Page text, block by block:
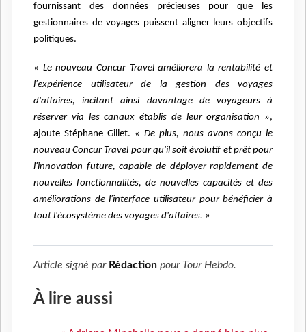
fournissant des données précieuses pour que les
gestionnaires de voyages puissent aligner leurs objectifs
politiques.
« Le nouveau Concur Travel améliorera la rentabilité et
l'expérience utilisateur de la gestion des voyages
d'affaires, incitant ainsi davantage de voyageurs à
réserver via les canaux établis de leur organisation »,
ajoute Stéphane Gillet. « De plus, nous avons conçu le
nouveau Concur Travel pour qu'il soit évolutif et prêt pour
l'innovation future, capable de déployer rapidement de
nouvelles fonctionnalités, de nouvelles capacités et des
améliorations de l'interface utilisateur pour bénéficier à
tout l'écosystème des voyages d'affaires. »
Article signé par Rédaction pour Tour Hebdo.
À lire aussi